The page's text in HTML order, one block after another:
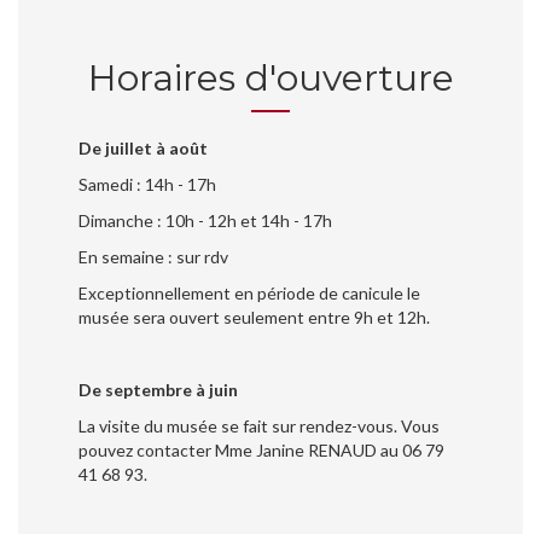
Horaires d'ouverture
De juillet à août
Samedi : 14h - 17h
Dimanche : 10h - 12h et 14h - 17h
En semaine : sur rdv
Exceptionnellement en période de canicule le
musée sera ouvert seulement entre 9h et 12h.
De septembre à juin
La visite du musée se fait sur rendez-vous. Vous
pouvez contacter Mme Janine RENAUD au 06 79
41 68 93.